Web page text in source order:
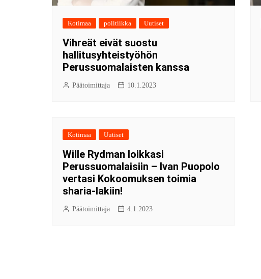
Kotimaa politiikka Uutiset
Vihreät eivät suostu
hallitusyhteistyöhön
Perussuomalaisten kanssa
Päätoimittaja 10.1.2023
Kotimaa Uutiset
Wille Rydman loikkasi
Perussuomalaisiin – Ivan Puopolo
vertasi Kokoomuksen toimia
sharia-lakiin!
Päätoimittaja 4.1.2023